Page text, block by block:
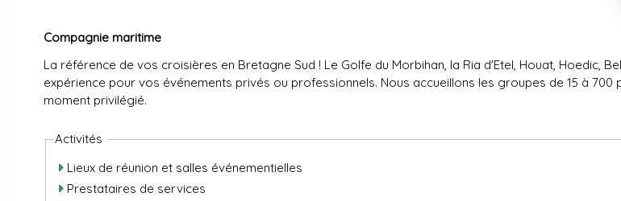
Compagnie maritime
La référence de vos croisières en Bretagne Sud ! Le Golfe du Morbihan, la Ria d'Etel, Houat, Hoedic,
expérience pour vos événements privés ou professionnels. Nous accueillons les groupes de 15 à
moment privilégié.
Activités
Lieux de réunion et salles événementielles
Prestataires de services